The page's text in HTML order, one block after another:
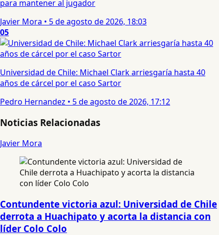
para mantener al jugador
Javier Mora • 5 de agosto de 2026, 18:03
05
Universidad de Chile: Michael Clark arriesgaría hasta 40
años de cárcel por el caso Sartor
Pedro Hernandez • 5 de agosto de 2026, 17:12
Noticias Relacionadas
Javier Mora
Contundente victoria azul: Universidad de Chile
derrota a Huachipato y acorta la distancia con
líder Colo Colo